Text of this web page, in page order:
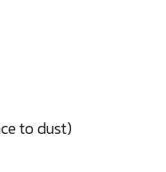
to dust)